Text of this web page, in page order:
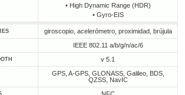
• High Dynamic Range (HDR)
• Gyro-EIS
giroscopio, acelerómetro, proximidad, brújula
IEEE 802.11 a/b/g/n/ac/6
v 5.1
GPS, A-GPS, GLONASS, Galileo, BDS,
QZSS, NavIC